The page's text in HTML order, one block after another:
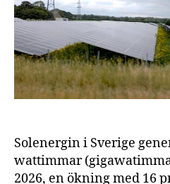
Solenergin i Sverige
wattimmar
2026, en ökning med 16